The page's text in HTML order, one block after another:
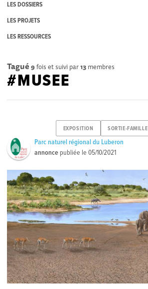
LES DOSSIERS
LES PROJETS
LES RESSOURCES
Tagué 9 fois et suivi par13 membres
#MUSEE
EXPOSITION SORTIE-FAMILLE
Parc naturel régional du Luberon
annonce publiée le05/10/2021